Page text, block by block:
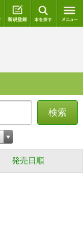
ログイン 新規登録
検索
発売日順